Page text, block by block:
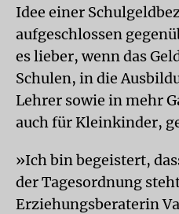
Idee einer
aufgeschlossen
es lieber, wenn das
Schulen, in die
Lehrer sowie in mehr
auch für Kleinkinder,
»Ich bin begeistert,
der Tagesordnung
Erziehungsberaterin